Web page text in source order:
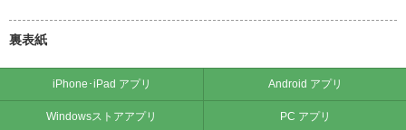
裏表紙
iPhone･iPad アプリ Android アプリ
Windowsストアアプリ PC アプリ